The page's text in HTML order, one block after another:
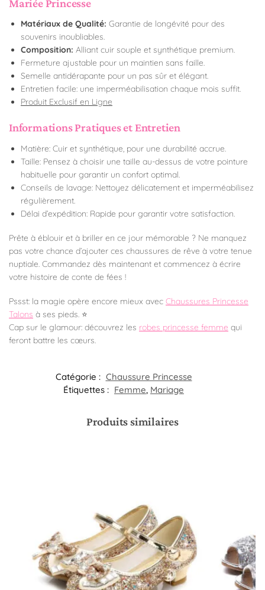
Mariée Princesse
Matériaux de Qualité: Garantie de longévité pour des
souvenirs inoubliables.
Composition: Alliant cuir souple et synthétique premium.
Fermeture ajustable pour un maintien sans faille.
Semelle antidérapante pour un pas sûr et élégant.
Entretien facile: une imperméabilisation chaque mois suffit.
Produit Exclusif en Ligne
Informations Pratiques et Entretien
Matière: Cuir et synthétique, pour une durabilité accrue.
Taille: Pensez à choisir une taille au-dessus de votre pointure
habituelle pour garantir un confort optimal.
Conseils de lavage: Nettoyez délicatement et imperméabilisez
régulièrement.
Délai d’expédition: Rapide pour garantir votre satisfaction.
Prête à éblouir et à briller en ce jour mémorable ? Ne manquez
pas votre chance d’ajouter ces chaussures de rêve à votre tenue
nuptiale. Commandez dès maintenant et commencez à écrire
votre histoire de conte de fées !
Pssst: la magie opère encore mieux avec Chaussures Princesse
Talons à ses pieds. ⭐
Cap sur le glamour: découvrez les robes princesse femme qui
feront battre les cœurs.
Catégorie : Chaussure Princesse
Étiquettes : Femme, Mariage
Produits similaires